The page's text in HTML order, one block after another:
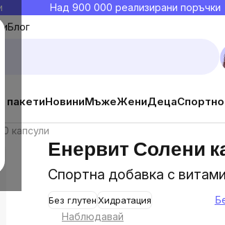
Над 900 000 реализирани поръчки
Блог
пакетиНовиниМъжеЖениДеца
капсули
Енервит Солени
Спортна добавка с
Без глутенХидратация
Наблюдавай